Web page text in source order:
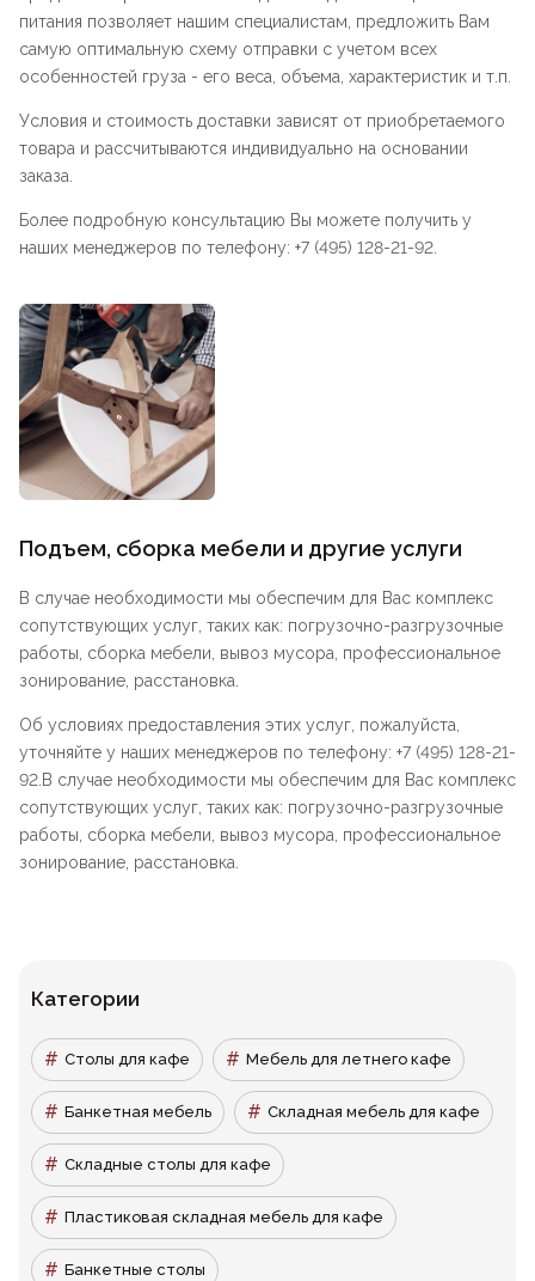
питания позволяет нашим специалистам, предложить Вам
самую оптимальную схему отправки с учетом всех
особенностей груза - его веса, объема, характеристик и т.п.
Условия и стоимость доставки зависят от приобретаемого
товара и рассчитываются индивидуально на основании
заказа.
Более подробную консультацию Вы можете получить у
наших менеджеров по телефону: +7 (495) 128-21-92.
Подъем, сборка мебели и другие услуги
В случае необходимости мы обеспечим для Вас комплекс
сопутствующих услуг, таких как: погрузочно-разгрузочные
работы, сборка мебели, вывоз мусора, профессиональное
зонирование, расстановка.
Об условиях предоставления этих услуг, пожалуйста,
уточняйте у наших менеджеров по телефону: +7 (495) 128-21-
92.В случае необходимости мы обеспечим для Вас комплекс
сопутствующих услуг, таких как: погрузочно-разгрузочные
работы, сборка мебели, вывоз мусора, профессиональное
зонирование, расстановка.
Категории
Столы для кафе Мебель для летнего кафе
Банкетная мебель Складная мебель для кафе
Складные столы для кафе
Пластиковая складная мебель для кафе
Банкетные столы